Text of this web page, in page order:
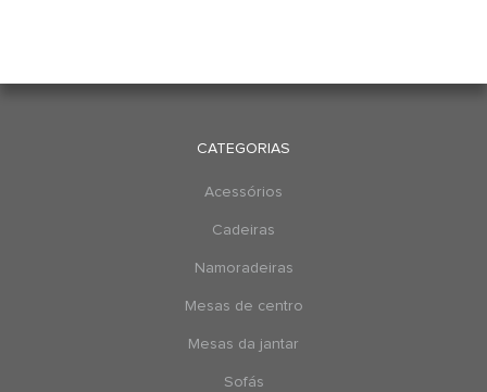
CATEGORIAS
Acessórios
Cadeiras
Namoradeiras
Mesas de centro
Mesas da jantar
Sofás